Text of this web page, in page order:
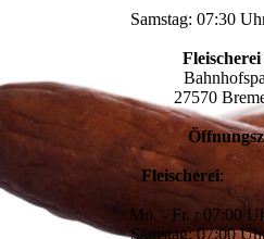
Samstag: 07:30
27570
Fleischerei:
Mo. - Fr. : 07:00
Samstag: 07:00